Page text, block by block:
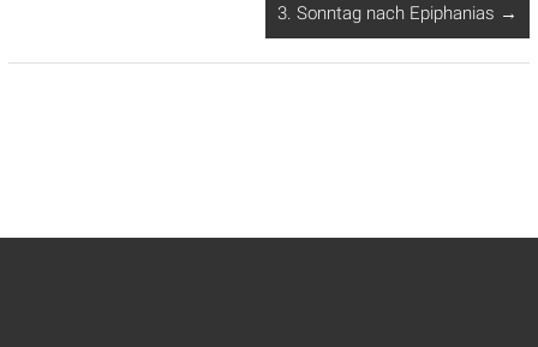
3. Sonntag nach Epiphanias →